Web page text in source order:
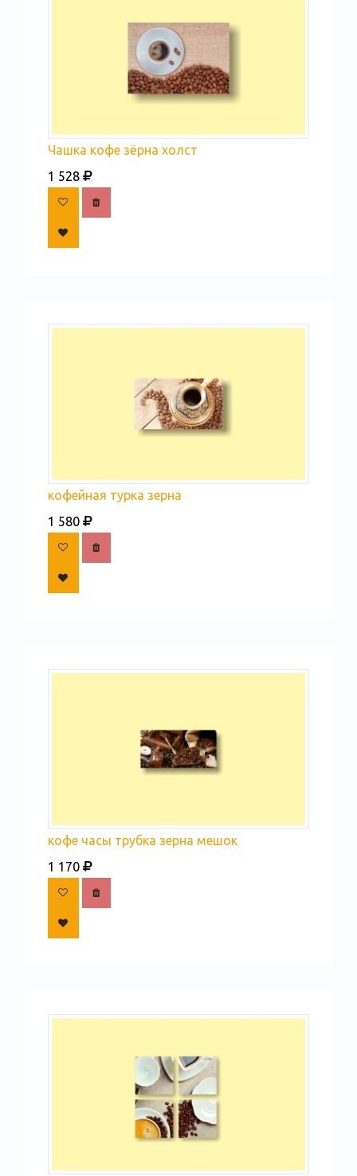
Чашка кофе зёрна холст
1 528
кофейная турка зерна
1 580
кофе часы трубка зерна мешок
1 170